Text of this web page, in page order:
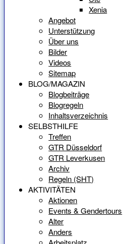
Xenia
Angebot
Unterstützung
Über uns
Bilder
Videos
Sitemap
BLOG/MAGAZIN
Blogbeiträge
Blogregeln
Inhaltsverzeichnis
SELBSTHILFE
Treffen
GTR Düsseldorf
GTR Leverkusen
Archiv
Regeln (SHT)
AKTIVITÄTEN
Aktionen
Events & Gendertours
Alter
Anders